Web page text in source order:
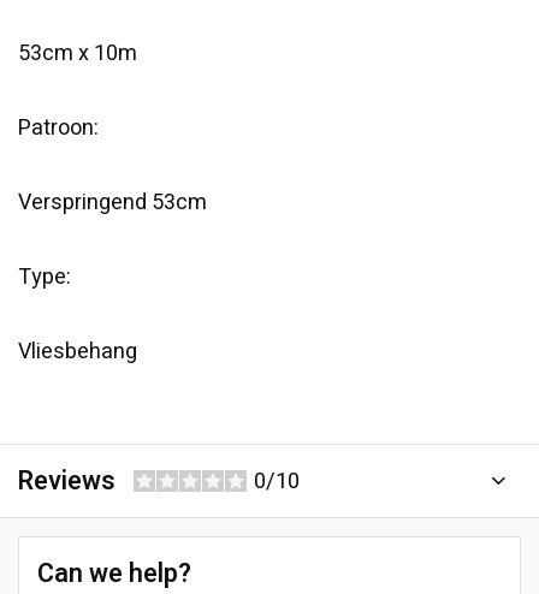
53cm x 10m
Patroon:
Verspringend 53cm
Type:
Vliesbehang
Reviews 0/10
Can we help?